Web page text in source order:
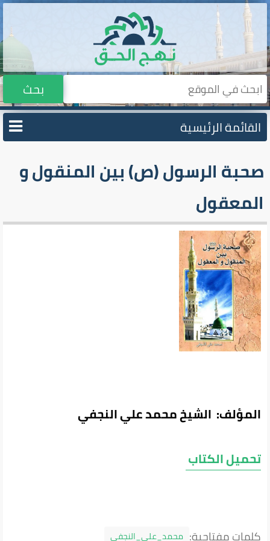
بحث
القائمة الرئيسية
صحبة الرسول (ص) بين المنقول و
المعقول
المؤلف: الشيخ محمد علي النجفي
تحميل الكتاب
كلمات مفتاحية: محمد_علي_النجفي